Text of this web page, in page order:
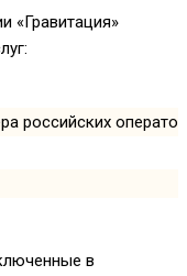
«Гравитация»
российских
в